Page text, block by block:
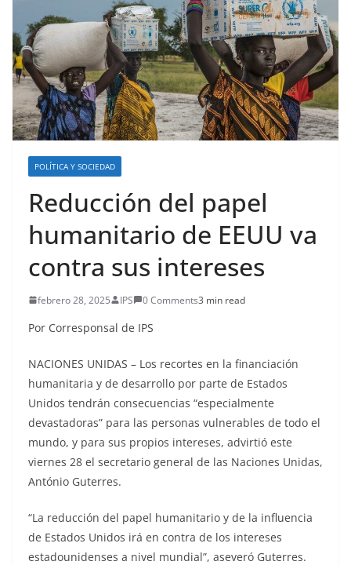
POLÍTICA Y SOCIEDAD
Reducción del papel
humanitario de EEUU va
contra sus intereses
febrero 28, 2025 IPS 0 Comments3 min read
Por Corresponsal de IPS
NACIONES UNIDAS – Los recortes en la financiación
humanitaria y de desarrollo por parte de Estados
Unidos tendrán consecuencias “especialmente
devastadoras” para las personas vulnerables de todo el
mundo, y para sus propios intereses, advirtió este
viernes 28 el secretario general de las Naciones Unidas,
António Guterres.
“La reducción del papel humanitario y de la influencia
de Estados Unidos irá en contra de los intereses
estadounidenses a nivel mundial”, aseveró Guterres.